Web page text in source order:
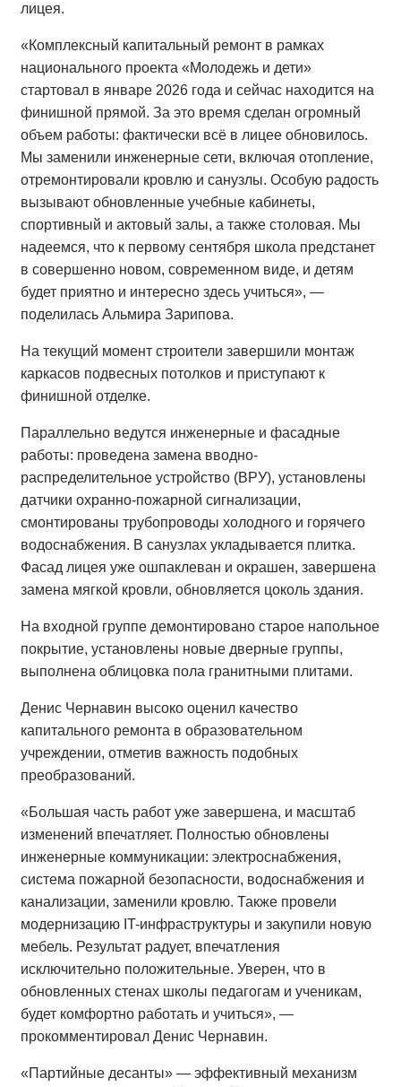
лицея.
«Комплексный капитальный ремонт в рамках
национального проекта «Молодежь и дети»
стартовал в январе 2026 года и сейчас находится на
финишной прямой. За это время сделан огромный
объем работы: фактически всё в лицее обновилось.
Мы заменили инженерные сети, включая отопление,
отремонтировали кровлю и санузлы. Особую радость
вызывают обновленные учебные кабинеты,
спортивный и актовый залы, а также столовая. Мы
надеемся, что к первому сентября школа предстанет
в совершенно новом, современном виде, и детям
будет приятно и интересно здесь учиться», —
поделилась Альмира Зарипова.
На текущий момент строители завершили монтаж
каркасов подвесных потолков и приступают к
финишной отделке.
Параллельно ведутся инженерные и фасадные
работы: проведена замена вводно-
распределительное устройство (ВРУ), установлены
датчики охранно-пожарной сигнализации,
смонтированы трубопроводы холодного и горячего
водоснабжения. В санузлах укладывается плитка.
Фасад лицея уже ошпаклеван и окрашен, завершена
замена мягкой кровли, обновляется цоколь здания.
На входной группе демонтировано старое напольное
покрытие, установлены новые дверные группы,
выполнена облицовка пола гранитными плитами.
Денис Чернавин высоко оценил качество
капитального ремонта в образовательном
учреждении, отметив важность подобных
преобразований.
«Большая часть работ уже завершена, и масштаб
изменений впечатляет. Полностью обновлены
инженерные коммуникации: электроснабжения,
система пожарной безопасности, водоснабжения и
канализации, заменили кровлю. Также провели
модернизацию IT-инфраструктуры и закупили новую
мебель. Результат радует, впечатления
исключительно положительные. Уверен, что в
обновленных стенах школы педагогам и ученикам,
будет комфортно работать и учиться», —
прокомментировал Денис Чернавин.
«Партийные десанты» — эффективный механизм